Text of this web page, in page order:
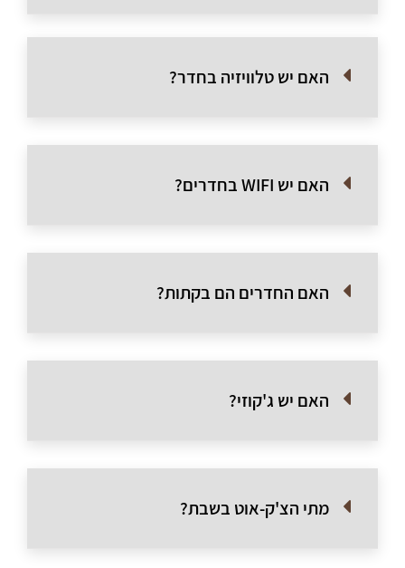
האם יש טלוויזיה בחדר?
האם יש WIFI בחדרים?
האם החדרים הם בקתות?
האם יש ג'קוזי?
מתי הצ'ק-אוט בשבת?